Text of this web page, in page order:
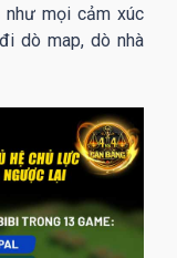
như mọi cảm xúc
dò map, dò nhà